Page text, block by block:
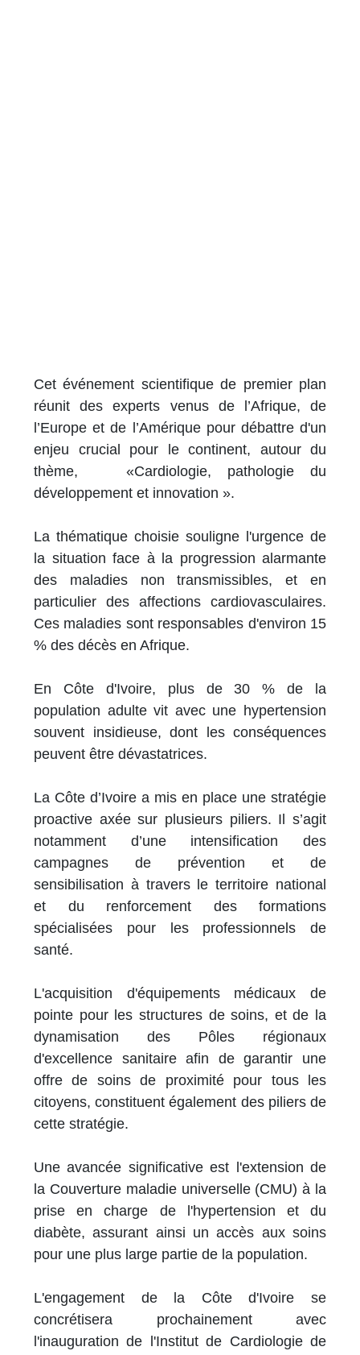
Cet événement scientifique de premier plan
réunit des experts venus de l’Afrique, de
l’Europe et de l’Amérique pour débattre d'un
enjeu crucial pour le continent, autour du
thème, «Cardiologie, pathologie du
développement et innovation ».
La thématique choisie souligne l'urgence de
la situation face à la progression alarmante
des maladies non transmissibles, et en
particulier des affections cardiovasculaires.
Ces maladies sont responsables d'environ 15
% des décès en Afrique.
En Côte d'Ivoire, plus de 30 % de la
population adulte vit avec une hypertension
souvent insidieuse, dont les conséquences
peuvent être dévastatrices.
La Côte d’Ivoire a mis en place une stratégie
proactive axée sur plusieurs piliers. Il s’agit
notamment d’une intensification des
campagnes de prévention et de
sensibilisation à travers le territoire national
et du renforcement des formations
spécialisées pour les professionnels de
santé.
L'acquisition d'équipements médicaux de
pointe pour les structures de soins, et de la
dynamisation des Pôles régionaux
d'excellence sanitaire afin de garantir une
offre de soins de proximité pour tous les
citoyens, constituent également des piliers de
cette stratégie.
Une avancée significative est l'extension de
la Couverture maladie universelle (CMU) à la
prise en charge de l'hypertension et du
diabète, assurant ainsi un accès aux soins
pour une plus large partie de la population.
L'engagement de la Côte d'Ivoire se
concrétisera prochainement avec
l'inauguration de l'Institut de Cardiologie de